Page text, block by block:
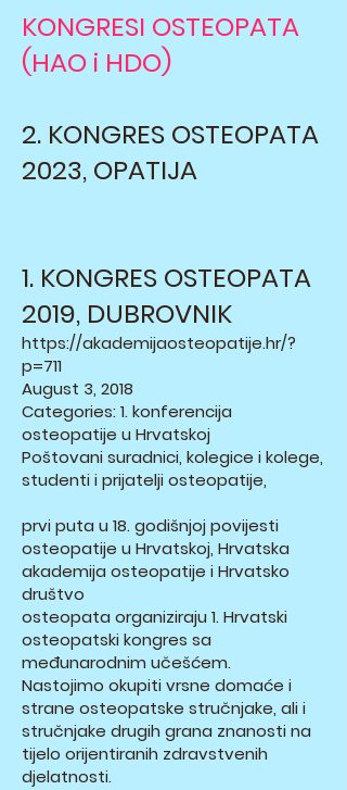
KONGRESI OSTEOPATA
(HAO i HDO)
2. KONGRES OSTEOPATA
2023, OPATIJA
1. KONGRES OSTEOPATA
2019, DUBROVNIK
https://akademijaosteopatije.hr/?
p=711
August 3, 2018
Categories: 1. konferencija
osteopatije u Hrvatskoj
Poštovani suradnici, kolegice i kolege,
studenti i prijatelji osteopatije,
prvi puta u 18. godišnjoj povijesti
osteopatije u Hrvatskoj, Hrvatska
akademija osteopatije i Hrvatsko
društvo
osteopata organiziraju 1. Hrvatski
osteopatski kongres sa
međunarodnim učešćem.
Nastojimo okupiti vrsne domaće i
strane osteopatske stručnjake, ali i
stručnjake drugih grana znanosti na
tijelo orijentiranih zdravstvenih
djelatnosti.